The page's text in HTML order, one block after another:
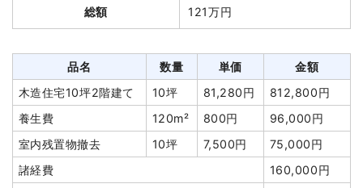
総額 121万円
品名 数量 単価
金額
木造住宅10坪2階建て
10坪 81,280円
812,800円
養生費
120m² 800円
96,000円
室内残置物撤去
10坪 7,500円
75,000円
諸経費
160,000円